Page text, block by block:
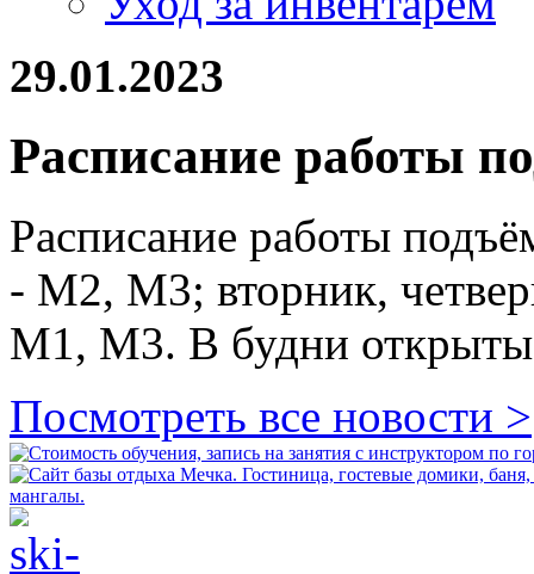
29.01.2023
Расписание работы
Расписание работы
- М2, М3; вторник,
М1, М3. В будни открыты
Посмотреть все новости >